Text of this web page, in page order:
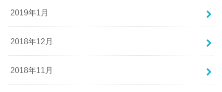
2019年1月
2018年12月
2018年11月